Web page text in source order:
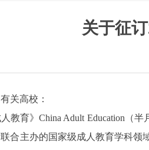
关于征
关高校：
育》China Adult Education（半
合主办的国家级成人教育学科领